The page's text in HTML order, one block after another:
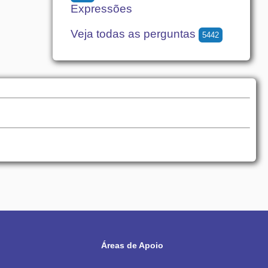
Expressões
Veja todas as perguntas
5442
Áreas de Apoio